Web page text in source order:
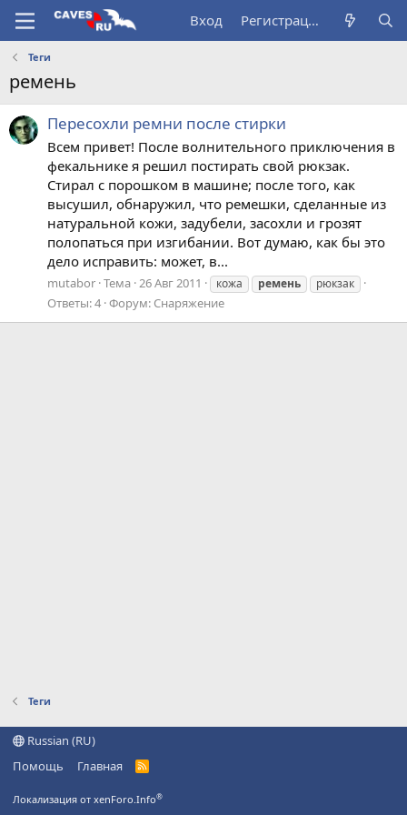
Вход Регистрация
Теги
ремень
Пересохли ремни после стирки
Всем привет! После волнительного приключения в
фекальнике я решил постирать свой рюкзак.
Стирал с порошком в машине; после того, как
высушил, обнаружил, что ремешки, сделанные из
натуральной кожи, задубели, засохли и грозят
полопаться при изгибании. Вот думаю, как бы это
дело исправить: может, в...
mutabor Тема 26 Авг 2011 кожа ремень рюкзак
Ответы: 4 Форум: Снаряжение
Теги
Russian (RU)
Помощь
Главная
R
Локализация от xenForo.Info®